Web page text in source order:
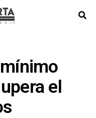
el